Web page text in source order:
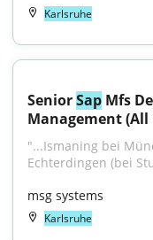
Karlsruhe
Senior Sap Mfs
Management (All
"...Ismaning bei
Echterdingen (bei
msg systems
Karlsruhe